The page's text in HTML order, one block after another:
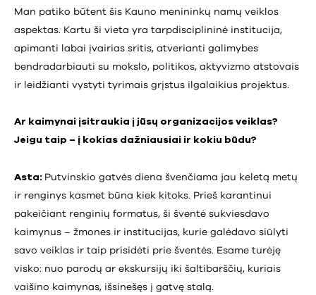
Man patiko būtent šis Kauno menininkų namų veiklos
aspektas. Kartu ši vieta yra tarpdisciplininė institucija,
apimanti labai įvairias sritis, atverianti galimybes
bendradarbiauti su mokslo, politikos, aktyvizmo atstovais
ir leidžianti vystyti tyrimais grįstus ilgalaikius projektus.
Ar kaimynai įsitraukia į jūsų organizacijos veiklas?
Jeigu taip – į kokias dažniausiai ir kokiu būdu?
Asta: Putvinskio gatvės diena švenčiama jau keletą metų
ir renginys kasmet būna kiek kitoks. Prieš karantinui
pakeičiant renginių formatus, ši šventė sukviesdavo
kaimynus – žmones ir institucijas, kurie galėdavo siūlyti
savo veiklas ir taip prisidėti prie šventės. Esame turėję
visko: nuo parodų ar ekskursijų iki šaltibarščių, kuriais
vaišino kaimynas, išsinešęs į gatvę stalą.